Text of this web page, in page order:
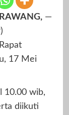
—
17 Mei
10.00 wib,
diikuti